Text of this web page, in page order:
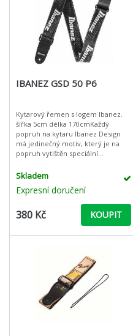
IBANEZ GSD 50 P6
Kytarový řemen s logem Ibanez.
šířka 5cm délka 170cmKaždý
popruh na kytaru Ibanez Design
má jedinečný motiv, který je na
popruh vytištěn speciální
splývá se vzorem. , Množství: 1
Skladem
Expresní doručení
380 Kč KOUPIT